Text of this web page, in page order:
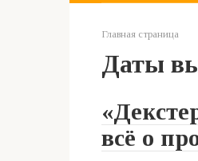
Главная страница
Даты
всё о